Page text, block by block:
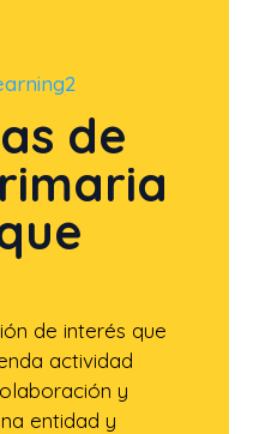
de
de interés que
actividad
y
entidad y